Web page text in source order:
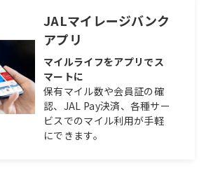
JALマイレージバンク
アプリ
マイルライフをアプリでス
マートに
保有マイル数や会員証の確
認、JAL Pay決済、各種サー
ビスでのマイル利用が手軽
にできます。